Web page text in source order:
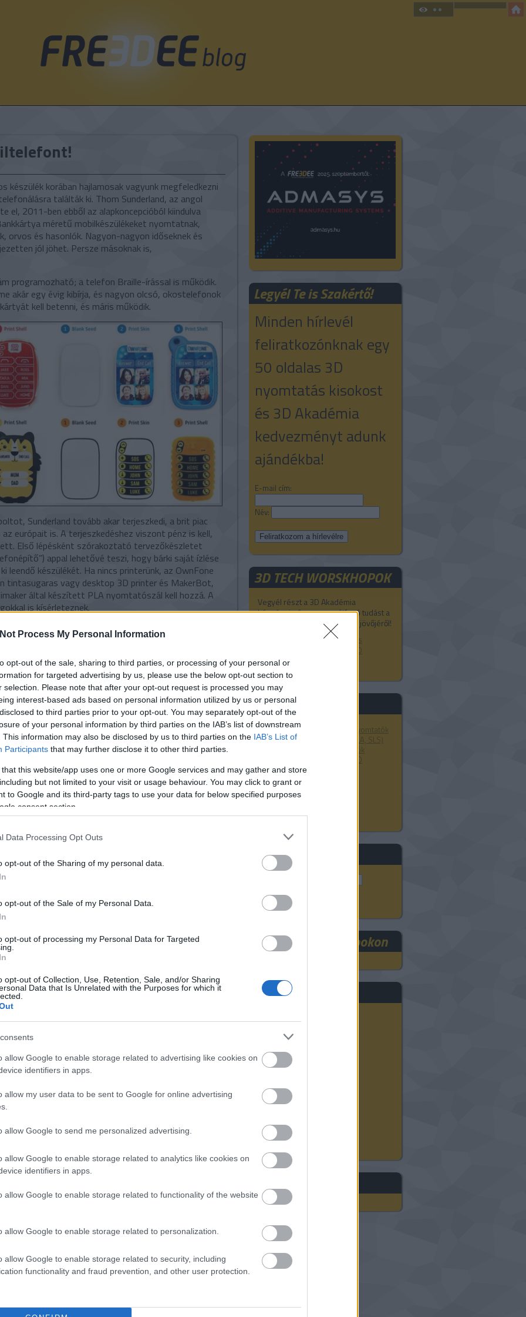
Process My Personal Information
opt-out of the sale, sharing to third parties, or processing of your personal or
for targeted advertising by us, please use the below opt-out section to
selection. Please note that after your opt-out request is processed you may
interest-based ads based on personal information utilized by us or personal
to third parties prior to your opt-out. You may separately opt-out of the
of your personal information by third parties on the IAB’s list of downstream
This information may also be disclosed by us to third parties on the IAB’s List of
Participants that may further disclose it to other third parties.
that this website/app uses one or more Google services and may gather and store
but not limited to your visit or usage behaviour. You may click to grant or
to Google and its third-party tags to use your data for below specified purposes
consent section.
Data Processing Opt Outs
opt-out of the Sharing of my personal data.
opt-out of the Sale of my Personal Data.
opt-out of processing my Personal Data for Targeted
opt-out of Collection, Use, Retention, Sale, and/or Sharing
Data that Is Unrelated with the Purposes for which it
allow Google to enable storage related to advertising like cookies on
identifiers in apps.
allow my user data to be sent to Google for online advertising
allow Google to send me personalized advertising.
allow Google to enable storage related to analytics like cookies on
identifiers in apps.
allow Google to enable storage related to functionality of the website
allow Google to enable storage related to personalization.
allow Google to enable storage related to security, including
functionality and fraud prevention, and other user protection.
Legyél Te is Szakértő!
Minden hírlevél
feliratkozónknak egy
50 oldalas 3D
nyomtatás kisokost
és 3D Akadémia
kedvezményt adunk
ajándékba!
E-mail cím:
Név:
3D TECH WORSKHOPOK
Vegyél részt a 3D Akadémia
képzésein és szerezz átfogó tudást a
3D technológiák jelenéről és jövőjéről!
3D nyomtatás, modellezés és
szkennelés tanfolyamok a 3D
Akadémián.
Hasznos linkek
Markforged kompozit 3D nyomtatók
Formlabs 3D nyomtatók (SLA, SLS)
Ultimaker FDM 3D nyomtatók
CraftUnique magyar FDM 3D
nyomtatók
Bérnyomtatás
3D szkennerek
3D szkennelés
Keresés
FRE3DEE a Facebookon
Archívum
2025 szeptember
2024 október
2024 augusztus
2024 július
2024 május
2024 április
2024 január
Tovább...
készülék korában hajlamosak vagyunk megfeledkezni
találták ki. Thom Sunderland, az angol
el, 2011-ben ebből az alapkoncepcióból kiindulva
méretű mobilkészülékeket nyomtatnak,
orvos és hasonlók. Nagyon-nagyon időseknek és
jól jöhet. Persze másoknak is,
programozható; a telefon Braille-írással is működik.
akár egy évig kibírja, és nagyon olcsó, okostelefonok
kell betenni, és máris működik.
Sunderland tovább akar terjeszkedi, a brit piac
európait is. A terjeszkedéshez viszont pénz is kell,
Első lépésként szórakoztató tervezőkészletet
appal lehetővé teszi, hogy bárki saját ízlése
leendő készülékét. Ha nincs printerünk, az OwnFone
tintasugaras vagy desktop 3D printer és MakerBot,
által készített PLA nyomtatószál kell hozzá. A
is kísérleteznek.
telefon valamennyi elektronikus összetevője nem
kell szerezni. Beszerelésük viszont egyáltalán nem
A Wabtec additív
megoldása
áramszedők
A 3D nyomtatás
új lehetőségeket
megtermékenyít